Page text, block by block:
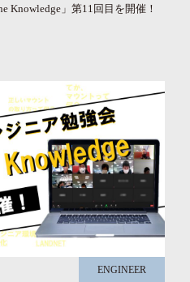
Knowledge」第11回目を開催！
ENGINEER